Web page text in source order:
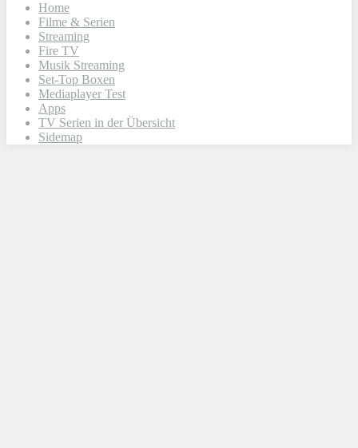
Home
Filme & Serien
Streaming
Fire TV
Musik Streaming
Set-Top Boxen
Mediaplayer Test
Apps
TV Serien in der Übersicht
Sidemap